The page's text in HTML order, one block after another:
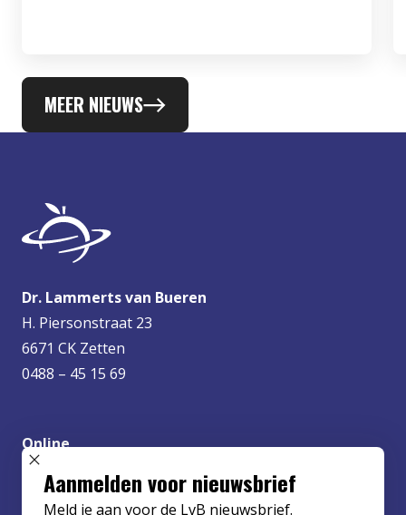
MEER NIEUWS
Dr. Lammerts van Bueren
H. Piersonstraat 23
6671 CK Zetten
0488 – 45 15 69
Online
info@lvbueren.nl
SLUIT POPUP
Aanmelden voor nieuwsbrief
Meld je aan voor de LvB nieuwsbrief.